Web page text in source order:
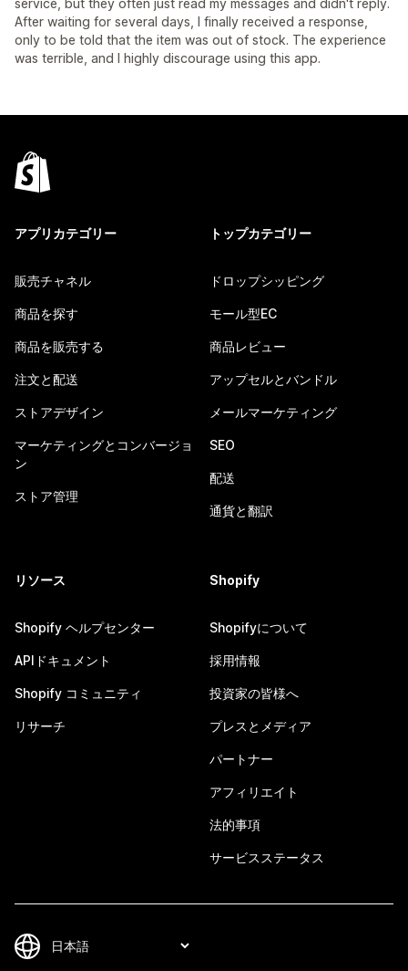
service, but they often just read my messages and didn't reply.
After waiting for several days, I finally received a response,
only to be told that the item was out of stock. The experience
was terrible, and I highly discourage using this app.
アプリカテゴリー
販売チャネル
商品を探す
商品を販売する
注文と配送
ストアデザイン
マーケティングとコンバージョ
ン
ストア管理
トップカテゴリー
ドロップシッピング
モール型EC
商品レビュー
アップセルとバンドル
メールマーケティング
SEO
配送
通貨と翻訳
リソース
Shopify ヘルプセンター
APIドキュメント
Shopify コミュニティ
リサーチ
Shopify
Shopifyについて
採用情報
投資家の皆様へ
プレスとメディア
パートナー
アフィリエイト
法的事項
サービスステータス